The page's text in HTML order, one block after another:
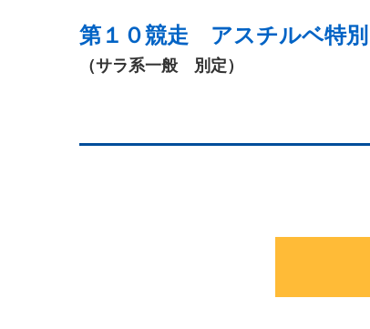
第１０競走 アスチルベ特別
（サラ系一般 別定）